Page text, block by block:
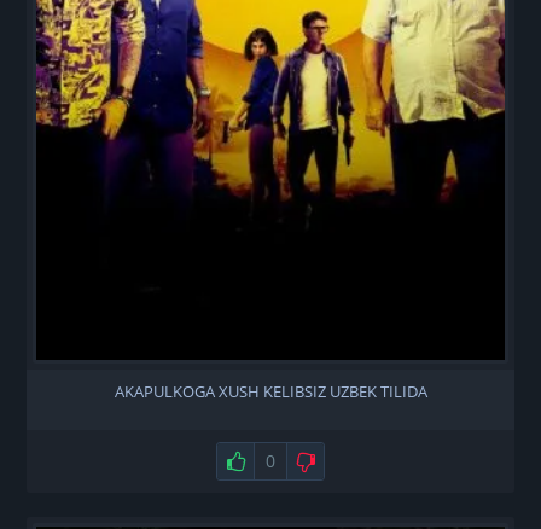
AKAPULKOGA XUSH KELIBSIZ UZBEK TILIDA
Нравится
0 Не нравится